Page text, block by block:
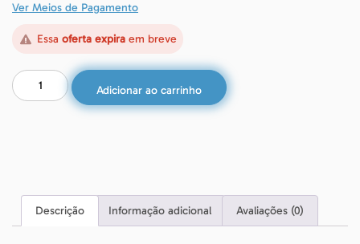
Ver Meios de Pagamento
Essa oferta expiraem breve
Adicionar ao carrinho
Descrição Informação adicional Avaliações (0)